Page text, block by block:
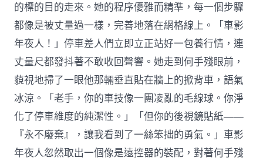
的標的目的走來。她的程序優雅而精準，每一個步驟
都像是被丈量過一樣，完善地落在網格線上。「車影
年夜人！」停車差人們立即立正站好一包養行情，連
丈量尺都發抖著不敢收回聲響。她走到何手殘眼前，
藐視地掃了一眼他那輛垂直貼在牆上的掀背車，語氣
冰涼。「老手，你的車技像一團凌亂的毛線球。你淨
化了停車維度的純潔性。」「但你的後視鏡貼紙——
『永不廢棄』，讓我看到了一絲笨拙的勇氣。」車影
年夜人忽然取出一個像是遠控器的裝配，對著何手殘